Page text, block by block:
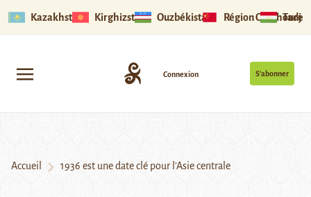
Kazakhstan Kirghizstan Ouzbékistan Région Ouïghoure
S’abonner
Connexion
Accueil 1936 est une date clé pour l’Asie centrale